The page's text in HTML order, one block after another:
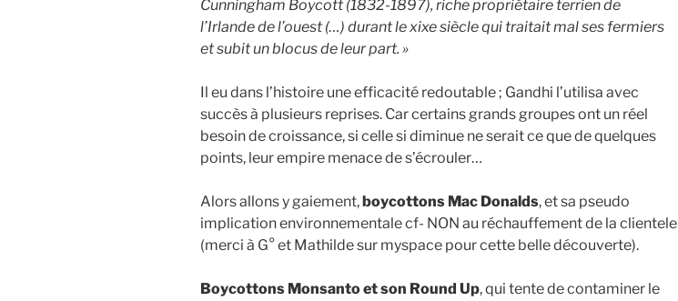
Cunningham Boycott (1832-1897), riche propriétaire terrien de
l’Irlande de l’ouest (…) durant le xixe siècle qui traitait mal ses fermiers
et subit un blocus de leur part. »
Il eu dans l’histoire une efficacité redoutable ; Gandhi l’utilisa avec
succès à plusieurs reprises. Car certains grands groupes ont un réel
besoin de croissance, si celle si diminue ne serait ce que de quelques
points, leur empire menace de s’écrouler…
Alors allons y gaiement,boycottons Mac Donalds, et sa pseudo
implication environnementale cf- NON au réchauffement de la clientele
(merci à G° et Mathilde sur myspace pour cette belle découverte).
Boycottons Monsanto et son Round Up, qui tente de contaminer le